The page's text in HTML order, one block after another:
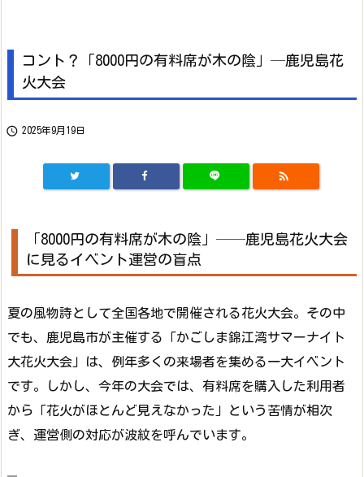
コント？「8000円の有料席が木の陰」─鹿児島花
火大会
 2025年9月19日

「8000円の有料席が木の陰」──鹿児島花火大会
に見るイベント運営の盲点
夏の風物詩として全国各地で開催される花火大会。その中
でも、鹿児島市が主催する「かごしま錦江湾サマーナイト
大花火大会」は、例年多くの来場者を集める一大イベント
です。しかし、今年の大会では、有料席を購入した利用者
から「花火がほとんど見えなかった」という苦情が相次
ぎ、運営側の対応が波紋を呼んでいます。